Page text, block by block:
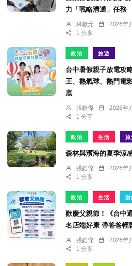
力「戰略溝通」任務
林獻元 2026年
1 分享
政治 旅遊
台中暑假親子放電攻
王、熱氣球、熱門電
底
張皓傑 2026年
1 分享
政治 生活 旅
森林與濱海的夏季涼
張皓傑 2026年
1 分享
政治 生活
歡慶父親節！《台中
名店端好康 帶爸爸輕
張皓傑 2026年
1 分享